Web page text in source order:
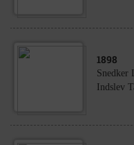
1898
Snedker
Indslev